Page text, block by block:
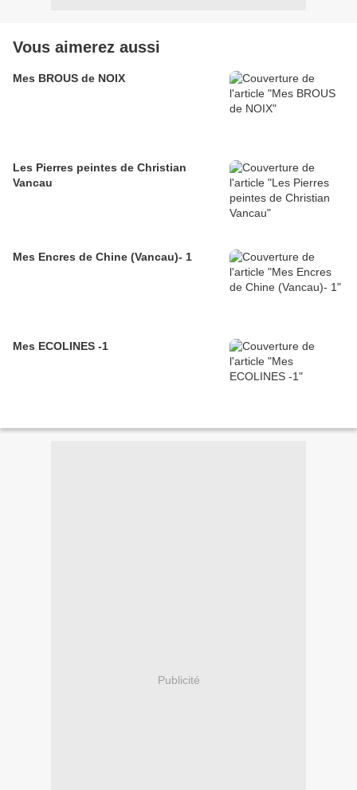
Vous aimerez aussi
Mes BROUS de NOIX
Les Pierres peintes de Christian
Vancau
Mes Encres de Chine (Vancau)- 1
Mes ECOLINES -1
Publicité